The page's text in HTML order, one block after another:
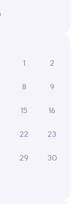
что имелся
1
2
8 9
15 16
22 23
29 30